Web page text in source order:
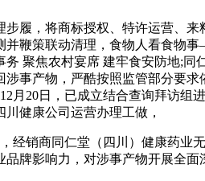
履，将商标授权、特许运营、来
并鞭策联动清理，食物人看食物
聚焦农村宴席 建牢食安防地;同
事产物，严酷按照监管部分要求
月20日，已成立结合查询拜访组
健康公司运营办理工做，
销商同仁堂（四川）健康药业
牌影响力，对涉事产物开展全面